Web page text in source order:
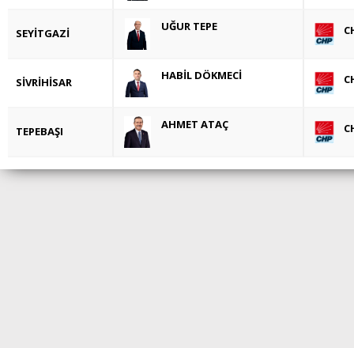
SEYİTGAZİ UĞUR TEPE
SİVRİHİSAR HABİL DÖKMECİ
TEPEBAŞI AHMET ATAÇ